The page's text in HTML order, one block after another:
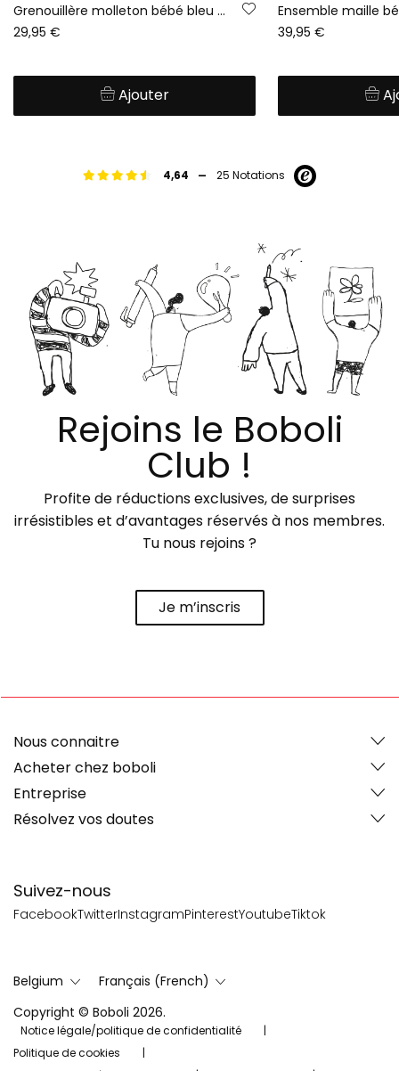
Grenouillère molleton bébé bleu ciel broderie hiboux
29,95 €
Ajouter
39,95 €
4,64 - 25 Notations
Rejoins le Boboli
Club !
Profite de réductions exclusives, de surprises
irrésistibles et d’avantages réservés à nos membres.
Tu nous rejoins ?
Je m’inscris
Suivez-nous
FacebookTwitterInstagramPinterestYoutubeTiktok
Nous connaitre
Acheter chez boboli
Entreprise
Résolvez vos doutes
Belgium
Français (French)
Copyright © Boboli 2026.
Notice légale/politique de confidentialité
Politique de cookies